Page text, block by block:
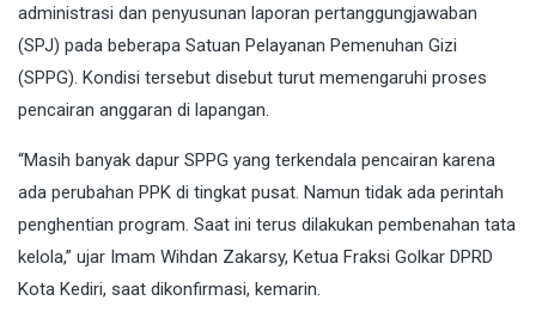
administrasi dan penyusunan laporan pertanggungjawaban
(SPJ) pada beberapa Satuan Pelayanan Pemenuhan Gizi
(SPPG). Kondisi tersebut disebut turut memengaruhi proses
pencairan anggaran di lapangan.
“Masih banyak dapur SPPG yang terkendala pencairan karena
ada perubahan PPK di tingkat pusat. Namun tidak ada perintah
penghentian program. Saat ini terus dilakukan pembenahan tata
kelola,” ujar Imam Wihdan Zakarsy, Ketua Fraksi Golkar DPRD
Kota Kediri, saat dikonfirmasi, kemarin.